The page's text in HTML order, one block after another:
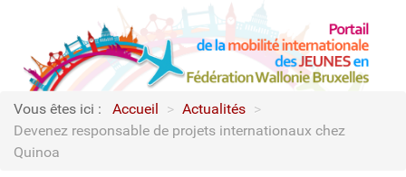
Vous êtes ici : Accueil > Actualités >
Devenez responsable de projets internationaux chez
Quinoa